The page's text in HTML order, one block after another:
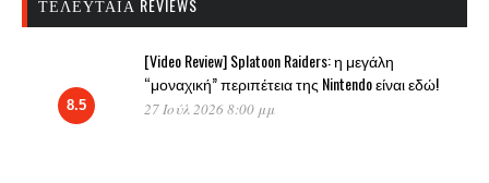
ΤΕΛΕΥΤΑΊΑ REVIEWS
8.5
[Video Review] Splatoon Raiders: η μεγάλη
“μοναχική” περιπέτεια της Nintendo είναι εδώ!
27 Ιούλ 2026 8:00 μμ